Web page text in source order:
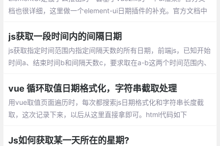
档也很详细，这里做一个element-ui日期插件的补充。官方文档中
充。
js获取一段时间内的间隔日期
js获取指定时间范围内指定间隔天数的所有日期，前端js，已知开始
时间a、结束时间b和间隔天数c，要求取在a-b这两个时间范围内、
vue 循环取值日期格式化，字符串截取处理
用vue取值页面遍历时，每次都搜索js日期格式化和字符串长度截
取，这次记录下来，以后从这里直接拿即可。html代码如下
Js如何获取某一天所在的星期?